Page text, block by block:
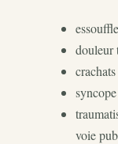
douleur
voie